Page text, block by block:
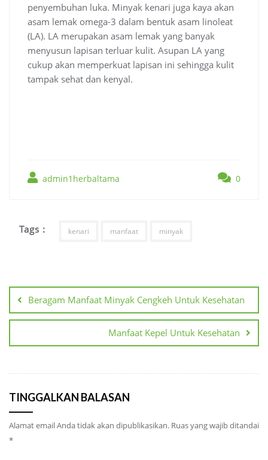
penyembuhan luka. Minyak kenari juga kaya akan
asam lemak omega-3 dalam bentuk asam linoleat
(LA). LA merupakan asam lemak yang banyak
menyusun lapisan terluar kulit. Asupan LA yang
cukup akan memperkuat lapisan ini sehingga kulit
tampak sehat dan kenyal.
admin1herbaltama 0
Tags : kenari manfaat minyak
posBeragam Manfaat Minyak Cengkeh Untuk Kesehatan
Manfaat Kepel Untuk Kesehatan
TINGGALKAN BALASAN
Alamat email Anda tidak akan dipublikasikan. Ruas yang wajib ditandai
*